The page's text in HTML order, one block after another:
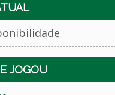
JOGOU